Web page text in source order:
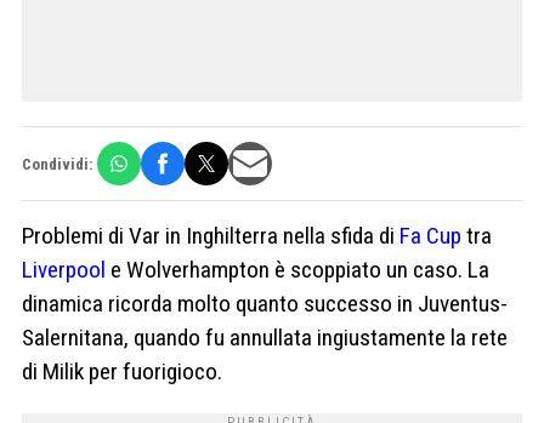
Condividi:
Problemi di Var in Inghilterra nella sfida di Fa Cup tra
Liverpool e Wolverhampton è scoppiato un caso. La
dinamica ricorda molto quanto successo in Juventus-
Salernitana, quando fu annullata ingiustamente la rete
di Milik per fuorigioco.